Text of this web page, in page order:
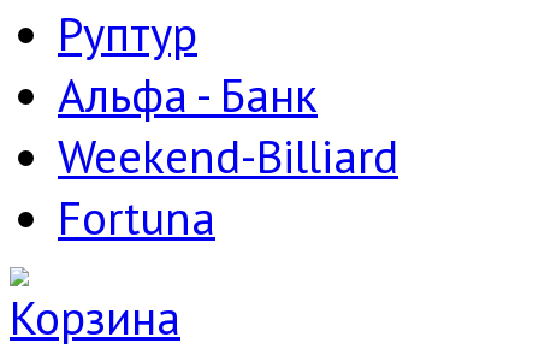
Руптур
Альфа - Банк
Weekend-Billiard
Fortuna